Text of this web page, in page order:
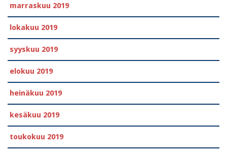
marraskuu 2019
lokakuu 2019
syyskuu 2019
elokuu 2019
heinäkuu 2019
kesäkuu 2019
toukokuu 2019